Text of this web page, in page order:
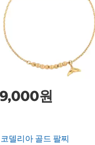
원
델리아 골드 팔찌